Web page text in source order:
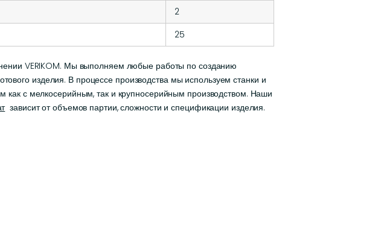
2
25
VERIKOM. Мы выполняем любые работы по созданию
изделия. В процессе производства мы используем станки и
с мелкосерийным, так и крупносерийным производством. Наши
зависит от объемов партии, сложности и спецификации изделия.